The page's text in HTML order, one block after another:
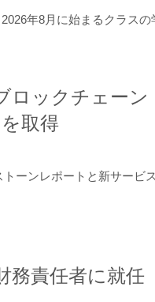
年8月に始まるクラス
ロックチェーン
取得
ーンレポートと新サービ
務責任者に就任